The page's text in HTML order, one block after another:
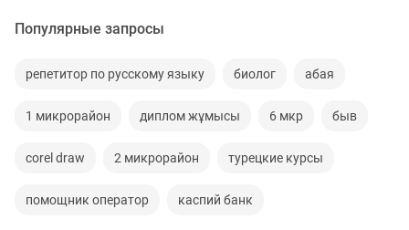
Популярные запросы
репетитор по русскому языку биолог абая
1 микрорайон диплом жұмысы 6 мкр быв
corel draw 2 микрорайон турецкие курсы
помощник оператор каспий банк